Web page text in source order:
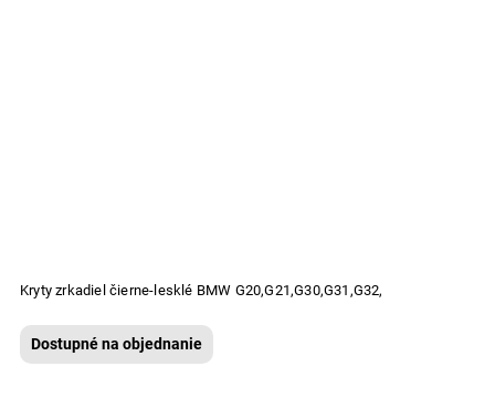
Kryty zrkadiel čierne-lesklé BMW G20,G21,G30,G31,G32,
Dostupné na objednanie